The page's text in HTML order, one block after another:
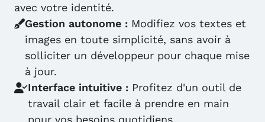
avec votre identité.
Gestion autonome : Modifiez vos textes et
images en toute simplicité, sans avoir à
solliciter un développeur pour chaque mise
à jour.
Interface intuitive : Profitez d'un outil de
travail clair et facile à prendre en main
pour vos besoins quotidiens.